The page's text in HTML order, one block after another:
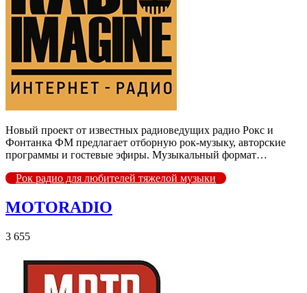
Новый проект от известных радиоведущих радио Рокс и
Фонтанка ФМ предлагает отборную рок-музыку, авторские
программы и гостевые эфиры. Музыкальный формат…
Рок радио для любителей тяжелой музыки
MOTORADIO
3 655